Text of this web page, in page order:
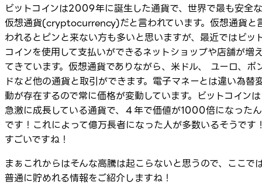
ビットコインは2009年に誕生した通貨で、世界で最も安全な
仮想通貨(cryptocurrency)だと言われています。仮想通貨と
われるとピンと来ない方も多いと思いますが、最近ではビッ
コインを使用して支払いができるネットショップや店舗が増
てきています。仮想通貨でありながら、米ドル、 ユーロ、ポ
ドなど他の通貨と取引ができます。電子マネーとは違い為替
動が存在するので常に価格が変動しています。ビットコインは
急激に成長している通貨で、４年で価値が1000倍になったん
です！これによって億万長者になった人が多数いるそうです
すごいですね！
まぁこれからはそんな高騰は起こらないと思うので、ここで
普通に貯めれる情報をご紹介しますね！